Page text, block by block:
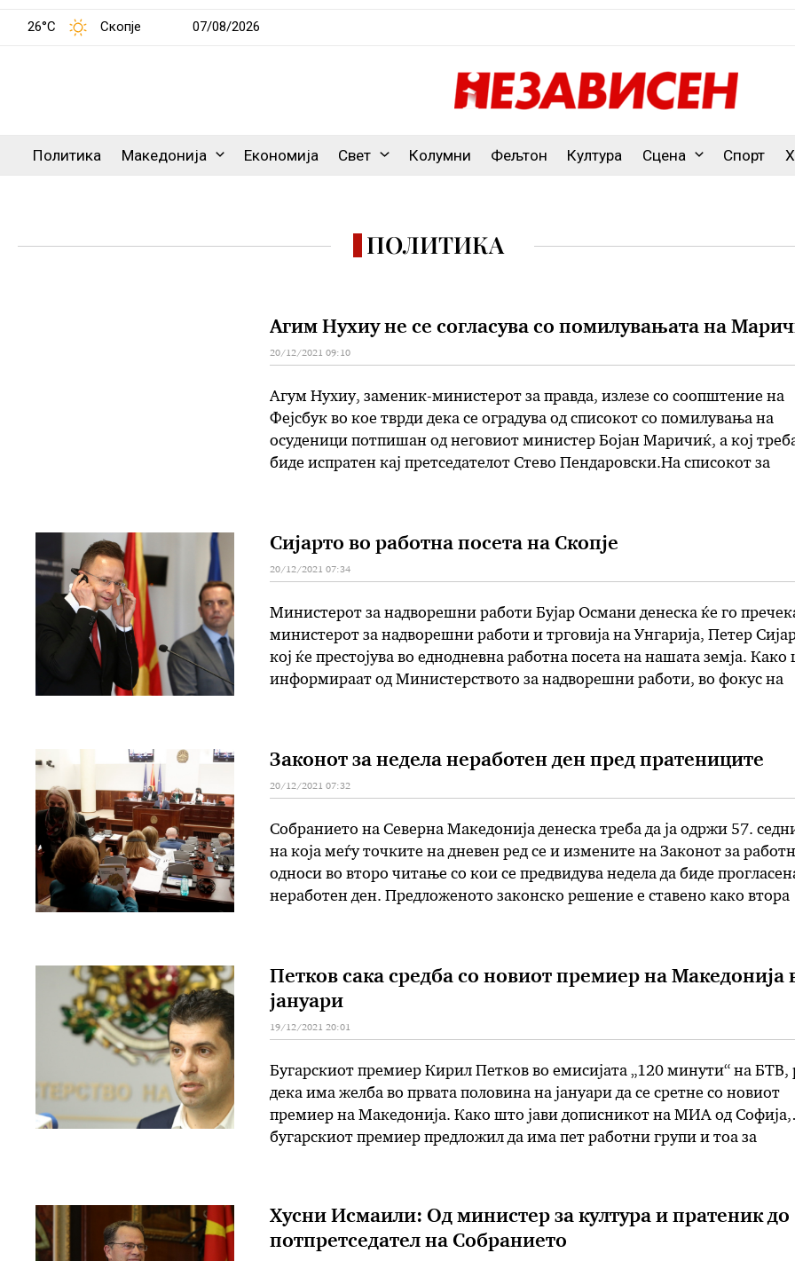
26°C Скопје 07/08/2026
Политика Македонија Економија Свет Колумни Фељтон Култура Сцена Спорт
ПОЛИТИКА
Агим Нухиу не се согласува со помилувањата на
20/12/2021 09:10
Агум Нухиу, заменик-министерот за правда, излезе со соопштение на
Фејсбук во кое тврди дека се оградува од списокот со помилувања на
осуденици потпишан од неговиот министер Бојан Маричиќ, а кој
биде испратен кај претседателот Стево Пендаровски.На списокот за
Сијарто во работна посета на Скопје
20/12/2021 07:34
Министерот за надворешни работи Бујар Османи денеска ќе го
министерот за надворешни работи и трговија на Унгарија, Петер
кој ќе престојува во еднодневна работна посета на нашата земја. Како
информираат од Министерството за надворешни работи, во фокус на
Законот за недела неработен ден пред пратениците
20/12/2021 07:32
Собранието на Северна Македонија денеска треба да ја одржи 57.
на која меѓу точките на дневен ред се и измените на Законот за
односи во второ читање со кои се предвидува недела да биде
неработен ден. Предложеното законско решение е ставено како втора
Петков сака средба со новиот премиер на Македонија
јануари
19/12/2021 20:01
Бугарскиот премиер Кирил Петков во емисијата „120 минути“ на БТВ,
дека има желба во првата половина на јануари да се сретне со новиот
премиер на Македонија. Како што јави дописникот на МИА од Софија,
бугарскиот премиер предложил да има пет работни групи и тоа за
Хусни Исмаили: Од министер за култура и пратеник до
потпретседател на Собранието